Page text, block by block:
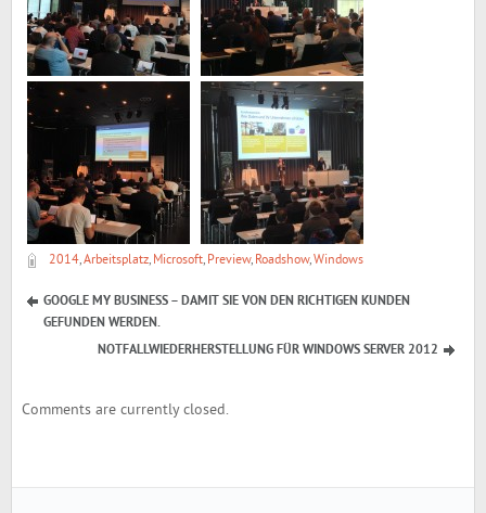
2014,Arbeitsplatz, Microsoft, Preview, Roadshow,Windows
GOOGLE MY BUSINESS – DAMIT SIE VON DEN RICHTIGEN KUNDEN
GEFUNDEN WERDEN.
NOTFALLWIEDERHERSTELLUNG FÜR WINDOWS SERVER 2012
Comments are currently closed.